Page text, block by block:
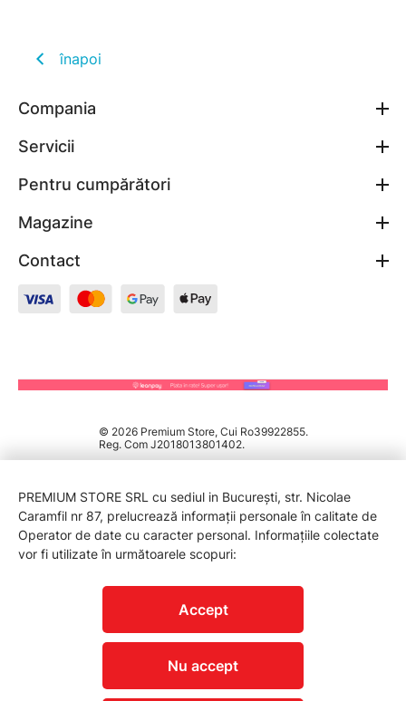
înapoi
Compania
Servicii
Pentru cumpărători
Magazine
Contact
© 2026 Premium Store, Cui Ro39922855.
Reg. Com J2018013801402.
PREMIUM STORE SRL cu sediul in București, str. Nicolae
Caramfil nr 87, prelucrează informații personale în calitate de
Operator de date cu caracter personal. Informațiile colectate
vor fi utilizate în următoarele scopuri:
Accept
Nu accept